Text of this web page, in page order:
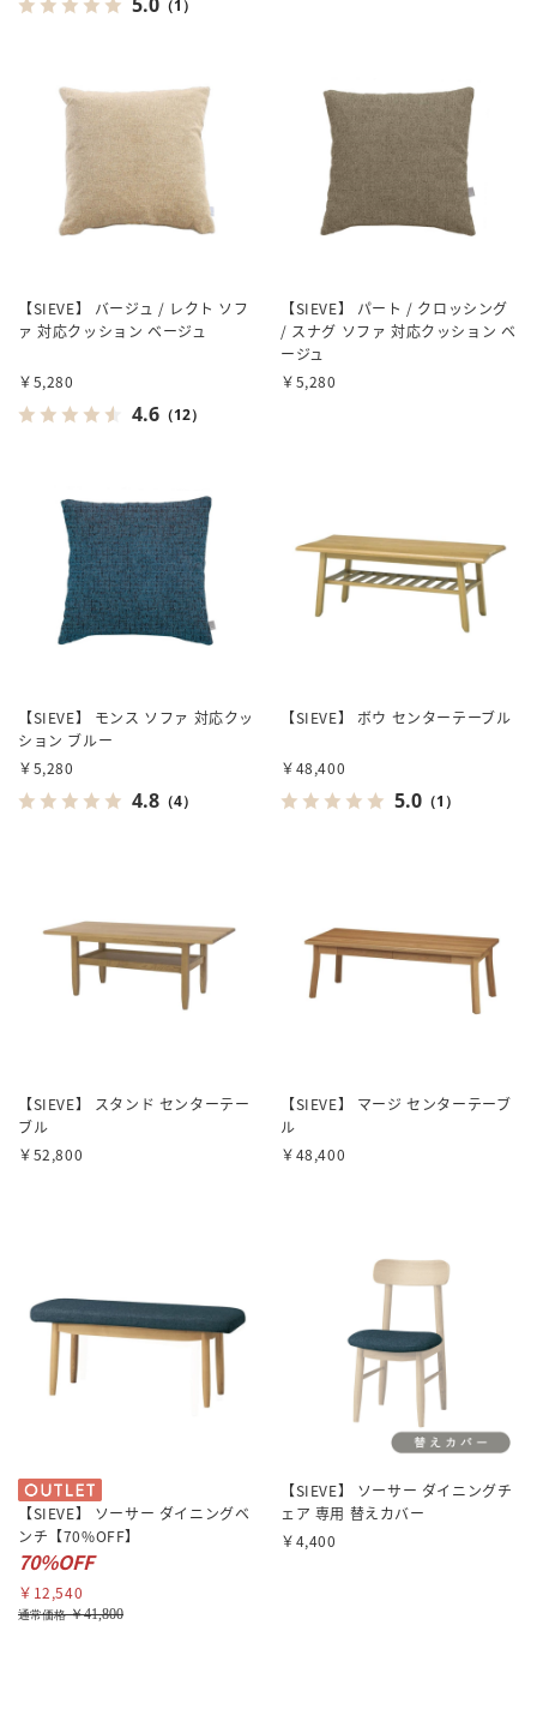
（1）
【SIEVE】 バージュ / レクト ソフ
ァ 対応クッション ベージュ
￥5,280
4.6 （12）
【SIEVE】 パート / クロッシング
/ スナグ ソファ 対応クッション ベ
ージュ
￥5,280
【SIEVE】 モンス ソファ 対応クッ
ション ブルー
￥5,280
4.8 （4）
【SIEVE】 ボウ センターテーブル
￥48,400
5.0 （1）
【SIEVE】 スタンド センターテー
ブル
￥52,800
【SIEVE】 マージ センターテーブ
ル
￥48,400
【SIEVE】 ソーサー ダイニングベ
ンチ【70%OFF】
70%OFF
￥12,540
通常価格￥41,800
【SIEVE】 ソーサー ダイニングチ
ェア 専用 替えカバー
￥4,400